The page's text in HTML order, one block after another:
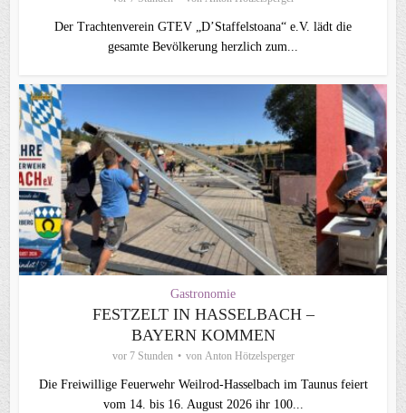
Der Trachtenverein GTEV „D’Staffelstoana“ e.V. lädt die
gesamte Bevölkerung herzlich zum...
Gastronomie
FESTZELT IN HASSELBACH –
BAYERN KOMMEN
vor 7 Stunden von Anton Hötzelsperger
Die Freiwillige Feuerwehr Weilrod-Hasselbach im Taunus feiert
vom 14. bis 16. August 2026 ihr 100...